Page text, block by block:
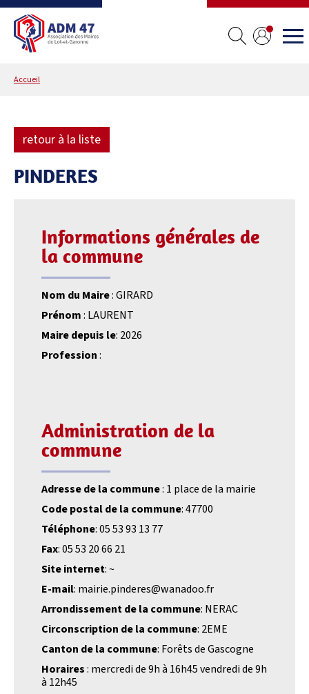
Accueil
retour à la liste
PINDERES
Informations générales de
la commune
Nom du Maire: GIRARD
Prénom: LAURENT
Maire depuis le: 2026
Profession:
Administration de la
commune
Adresse de la commune: 1 place de la mairie
Code postal de la commune: 47700
Téléphone: 05 53 93 13 77
Fax: 05 53 20 66 21
Site internet: ~
E-mail: mairie.pinderes@wanadoo.fr
Arrondissement de la commune: NERAC
Circonscription de la commune: 2EME
Canton de la commune: Forêts de Gascogne
Horaires: mercredi de 9h à 16h45 vendredi de 9h
à 12h45